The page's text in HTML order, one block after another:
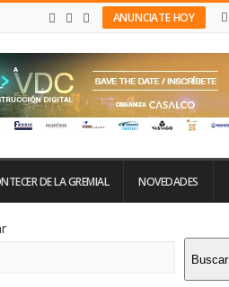
ANUNCIATE HOY
DE LA GREMIAL NOVEDADES
Buscar